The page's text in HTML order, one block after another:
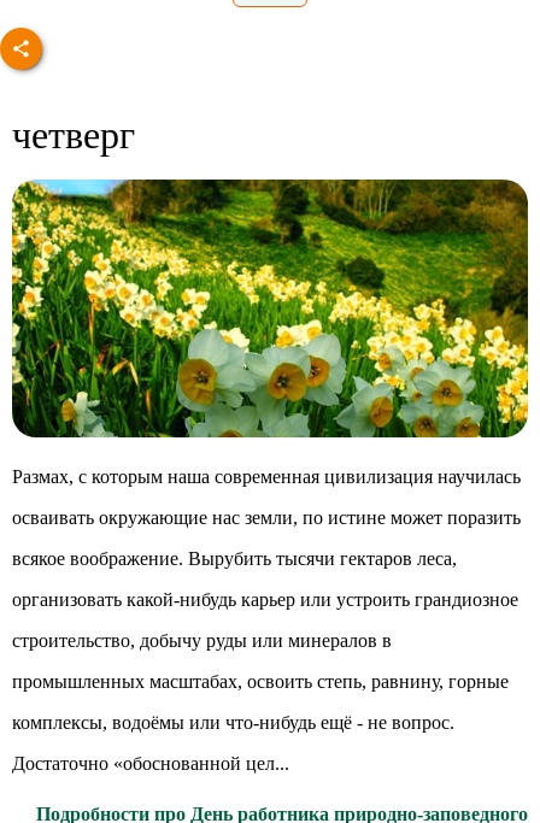
четверг
Размах, с которым наша современная цивилизация научилась
осваивать окружающие нас земли, по истине может поразить
всякое воображение. Вырубить тысячи гектаров леса,
организовать какой-нибудь карьер или устроить грандиозное
строительство, добычу руды или минералов в
промышленных масштабах, освоить степь, равнину, горные
комплексы, водоёмы или что-нибудь ещё - не вопрос.
Достаточно «обоснованной цел...
Подробности про День работника природно-заповедного